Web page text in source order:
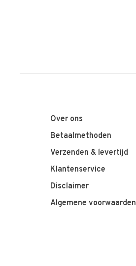
Over ons
Betaalmethoden
Verzenden & levertijd
Klantenservice
Disclaimer
Algemene voorwaarden